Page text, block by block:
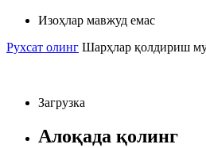
Изоҳлар мавжуд емас
Рухсат олинг Шарҳлар қолдириш
Загрузка
Алоқада қолинг